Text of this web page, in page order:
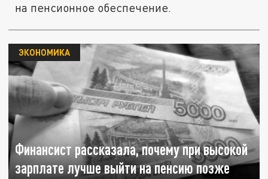
на пенсионное обеспечение.
Финансист рассказала, почему при высокой
зарплате лучше выйти на пенсию позже
ЭКОНОМИКА